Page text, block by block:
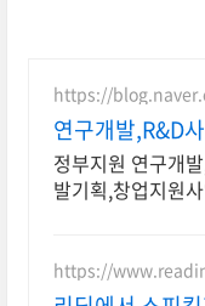
https://
연구개발,R&D
정부지원 연구개
발기획,창업지원
https://